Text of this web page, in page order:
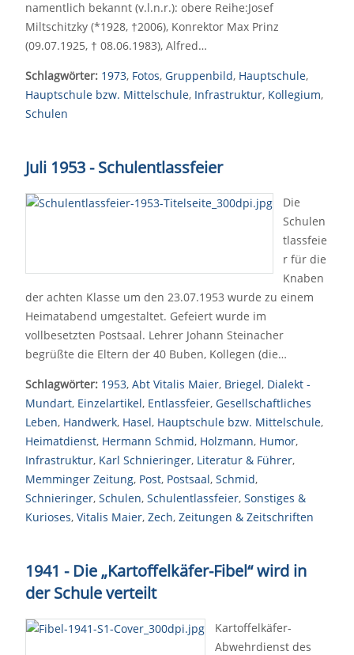
namentlich bekannt (v.l.n.r.): obere Reihe:Josef
Miltschitzky (*1928, †2006), Konrektor Max Prinz
(09.07.1925, † 08.06.1983), Alfred…
Schlagwörter: 1973, Fotos, Gruppenbild, Hauptschule,
Hauptschule bzw. Mittelschule, Infrastruktur, Kollegium,
Schulen
Juli 1953 - Schulentlassfeier
Die
Schulen
tlassfeie
r für die
Knaben
der achten Klasse um den 23.07.1953 wurde zu einem
Heimatabend umgestaltet. Gefeiert wurde im
vollbesetzten Postsaal. Lehrer Johann Steinacher
begrüßte die Eltern der 40 Buben, Kollegen (die…
Schlagwörter: 1953, Abt Vitalis Maier, Briegel, Dialekt -
Mundart, Einzelartikel, Entlassfeier, Gesellschaftliches
Leben, Handwerk, Hasel, Hauptschule bzw. Mittelschule,
Heimatdienst, Hermann Schmid, Holzmann, Humor,
Infrastruktur, Karl Schnieringer, Literatur & Führer,
Memminger Zeitung, Post, Postsaal, Schmid,
Schnieringer, Schulen, Schulentlassfeier, Sonstiges &
Kurioses, Vitalis Maier, Zech, Zeitungen & Zeitschriften
1941 - Die „Kartoffelkäfer-Fibel“ wird in
der Schule verteilt
Kartoffelkäfer-
Abwehrdienst des